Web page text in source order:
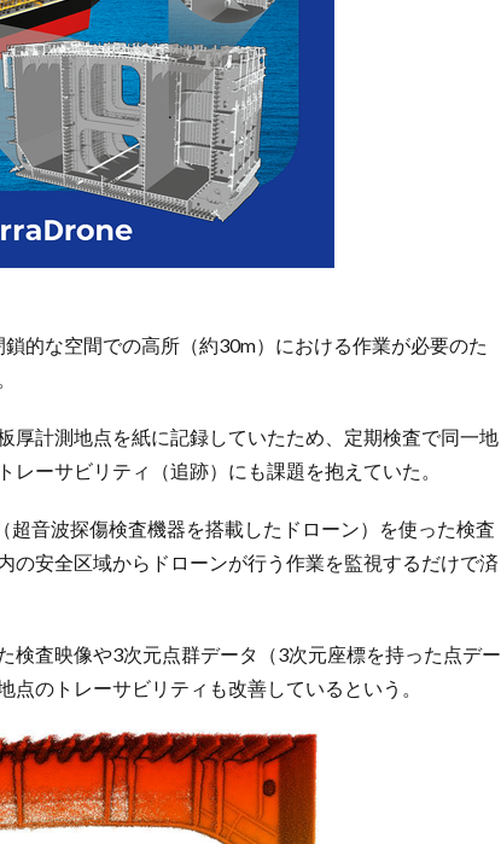
的な空間での高所（約30m）における作業が必要のた
厚計測地点を紙に記録していたため、定期検査で同一地
ーサビリティ（追跡）にも課題を抱えていた。
超音波探傷検査機器を搭載したドローン）を使った検査
の安全区域からドローンが行う作業を監視するだけで済
検査映像や3次元点群データ（3次元座標を持った点デー
のトレーサビリティも改善しているという。